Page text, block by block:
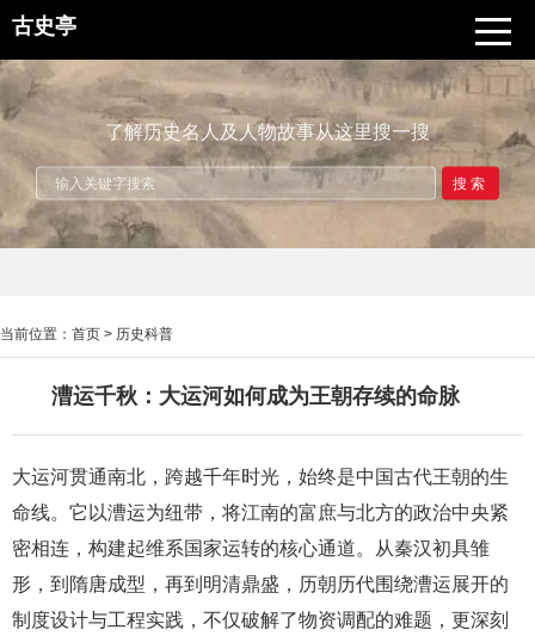
古史亭
了解历史名人及人物故事从这里搜一搜
搜索
当前位置： 首页 > 历史科普
漕运千秋：大运河如何成为王朝存续的命脉
大运河贯通南北，跨越千年时光，始终是中国古代王朝的生
命线。它以漕运为纽带，将江南的富庶与北方的政治中央紧
密相连，构建起维系国家运转的核心通道。从秦汉初具雏
形，到隋唐成型，再到明清鼎盛，历朝历代围绕漕运展开的
制度设计与工程实践，不仅破解了物资调配的难题，更深刻